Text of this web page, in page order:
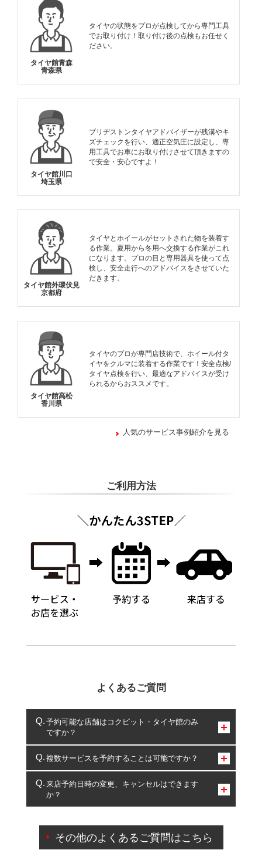
タイヤ館青森
青森県
タイヤの状態をプロが点検してから専門工具
でお取り付け！取り付け後の点検もお任せく
ださい。
タイヤ館川口
埼玉県
ブリヂストンタイヤアドバイザーが残溝やキ
ズチェックを行い、適正空気圧に設定し、専
用工具でお車にお取り付けさせて頂きますの
で安全・安心ですよ！
タイヤ館外環伏見
京都府
タイヤとホイールがセットされた物を装着す
る作業。夏用から冬用へ交換する作業がこれ
になります。プロの目と専用器具を使って点
検し、安全走行へのアドバイスをさせていた
だきます。
タイヤ館高松
香川県
タイヤのプロが専門店技術で、ホイール付タ
イヤをクルマに装着する作業です！安全点検/
タイヤ点検を行い、最適なアドバイスが受け
られるからおススメです。
人気のサービス事例紹介を見る
ご利用方法
よくあるご質問
予約可能な店舗はコクピット・タイヤ館のみ
ですか？
コクピット・タイヤ館のみとなります。
複数サービスを予約することは可能ですか？
複数サービスのご予約は可能です。
一部の商品・サービスの組み合わせに限り、同時にご予約が
出来ないものもございます。
来店予約日時の変更、キャンセルはできます
か？
ご来店予約日の3営業日前を過ぎている場合のご予約
その他のよくあるご質問はこちら